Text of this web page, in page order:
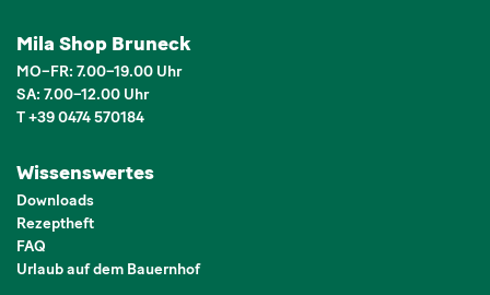
Mila Shop Bruneck
MO–FR: 7.00–19.00 Uhr
SA: 7.00–12.00 Uhr
T +39 0474 570184
Wissenswertes
Downloads
Rezeptheft
FAQ
Urlaub auf dem Bauernhof